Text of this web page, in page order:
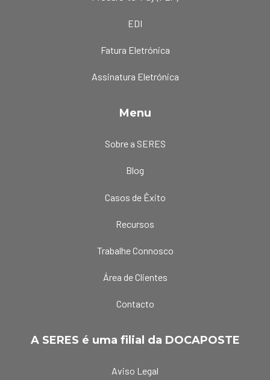
EDI
Fatura Eletrónica
Assinatura Eletrónica
Menu
Sobre a SERES
Blog
Casos de Êxito
Recursos
Trabalhe Connosco
Área de Clientes
Contacto
A SERES é uma filial da DOCAPOSTE
Aviso Legal